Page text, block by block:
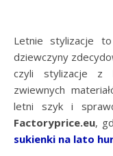
Letnie stylizacje
dziewczyny
czyli stylizacje z
zwiewnych
letni szyk i
Factoryprice.eu,
sukienki na lato